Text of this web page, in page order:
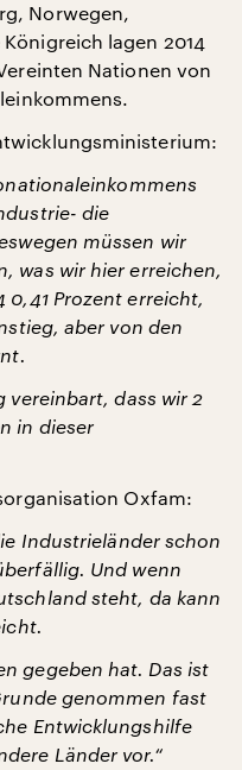
Norwegen,
lagen 2014
Nationen von
die
müssen wir
was wir hier erreichen,
0,41 Prozent erreicht,
aber von den
vereinbart, dass wir 2
in dieser
Oxfam:
Industrieländer schon
Und wenn
steht, da kann
gegeben hat. Das ist
genommen fast
Entwicklungshilfe
Länder vor.“